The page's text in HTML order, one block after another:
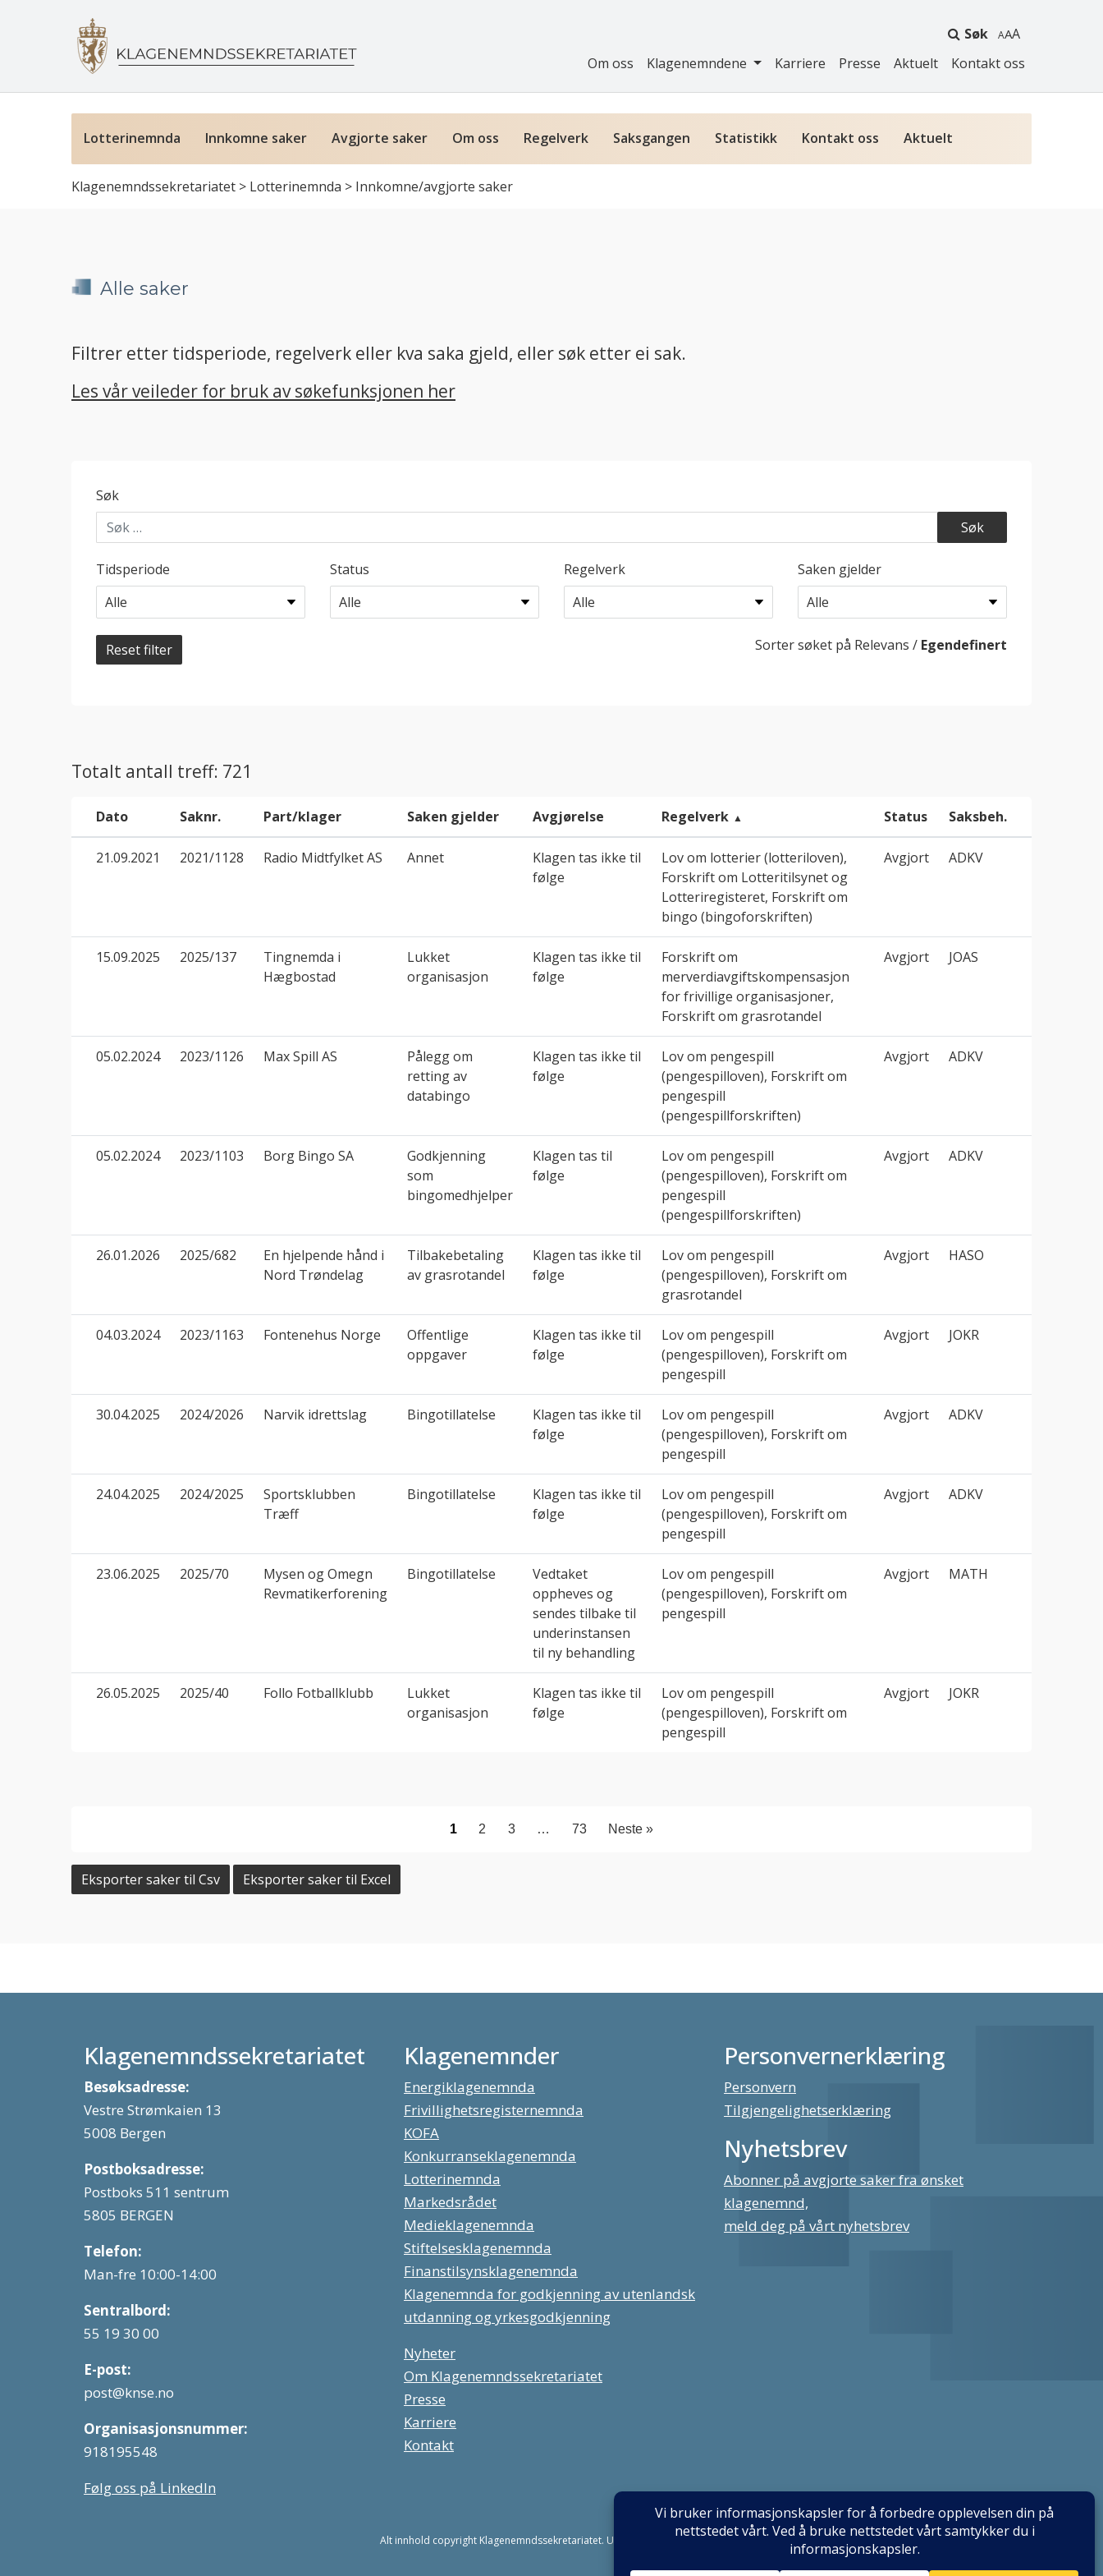
Søk A
Om oss Klagenemndene Karriere Presse Aktuelt Kontakt oss
Lotterinemnda Innkomne saker Avgjorte saker Om oss Regelverk Saksgangen Statistikk Kontakt oss Aktuelt
Klagenemndssekretariatet > Lotterinemnda > Innkomne/avgjorte saker
Alle saker
Filtrer etter tidsperiode, regelverk eller kva saka gjeld, eller søk etter ei sak.
Les vår veileder for bruk av søkefunksjonen her
Søk
Tidsperiode Status Regelverk Saken gjelder
Reset filter Sorter søket på Relevans / Egendefinert
Totalt antall treff: 721
Dato Saknr. Part/klager Saken gjelder Avgjørelse Regelverk Status Saksbeh.
21.09.2021 2021/1128 Radio Midtfylket AS Annet
Klagen tas ikke til
følge
Lov om lotterier (lotteriloven),
Forskrift om Lotteritilsynet og
Lotteriregisteret, Forskrift om
bingo (bingoforskriften)
Avgjort ADKV
15.09.2025 2025/137
Tingnemda i
Hægbostad
Lukket
organisasjon
Klagen tas ikke til
følge
Forskrift om
merverdiavgiftskompensasjon
for frivillige organisasjoner,
Forskrift om grasrotandel
Avgjort JOAS
05.02.2024 2023/1126 Max Spill AS
Pålegg om
retting av
databingo
Klagen tas ikke til
følge
Lov om pengespill
(pengespilloven), Forskrift om
pengespill
(pengespillforskriften)
Avgjort ADKV
05.02.2024 2023/1103 Borg Bingo SA
Godkjenning
som
bingomedhjelper
Klagen tas til
følge
Lov om pengespill
(pengespilloven), Forskrift om
pengespill
(pengespillforskriften)
Avgjort ADKV
26.01.2026 2025/682
En hjelpende hånd i
Nord Trøndelag
Tilbakebetaling
av grasrotandel
Klagen tas ikke til
følge
Lov om pengespill
(pengespilloven), Forskrift om
grasrotandel
Avgjort HASO
04.03.2024 2023/1163 Fontenehus Norge
Offentlige
oppgaver
Klagen tas ikke til
følge
Lov om pengespill
(pengespilloven), Forskrift om
pengespill
Avgjort JOKR
30.04.2025 2024/2026 Narvik idrettslag Bingotillatelse
Klagen tas ikke til
følge
Lov om pengespill
(pengespilloven), Forskrift om
pengespill
Avgjort ADKV
24.04.2025 2024/2025
Sportsklubben
Træff
Bingotillatelse
Klagen tas ikke til
følge
Lov om pengespill
(pengespilloven), Forskrift om
pengespill
Avgjort ADKV
23.06.2025 2025/70
Mysen og Omegn
Revmatikerforening
Bingotillatelse
Vedtaket
oppheves og
sendes tilbake til
underinstansen
til ny behandling
Lov om pengespill
(pengespilloven), Forskrift om
pengespill
Avgjort MATH
26.05.2025 2025/40 Follo Fotballklubb
Lukket
organisasjon
Klagen tas ikke til
følge
Lov om pengespill
(pengespilloven), Forskrift om
pengespill
Avgjort JOKR
1 2 3 … 73 Neste »
Eksporter saker til Csv Eksporter saker til Excel
Klagenemndssekretariatet
Besøksadresse:
Vestre Strømkaien 13
5008 Bergen
Postboksadresse:
Postboks 511 sentrum
5805 BERGEN
Telefon:
Man-fre 10:00-14:00
Sentralbord:
55 19 30 00
E-post:
post@knse.no
Organisasjonsnummer:
918195548
Følg oss på LinkedIn
Klagenemnder
Energiklagenemnda
Frivillighetsregisternemnda
KOFA
Konkurranseklagenemnda
Lotterinemnda
Markedsrådet
Medieklagenemnda
Stiftelsesklagenemnda
Finanstilsynsklagenemnda
Klagenemnda for godkjenning av utenlandsk
utdanning og yrkesgodkjenning
Nyheter
Om Klagenemndssekretariatet
Presse
Karriere
Kontakt
Personvernerklæring
Personvern
Tilgjengelighetserklæring
Nyhetsbrev
Abonner på avgjorte saker fra ønsket
klagenemnd,
meld deg på vårt nyhetsbrev
Alt innhold copyright Klagenemndssekretariatet. Utviklet av: Mint Media AS